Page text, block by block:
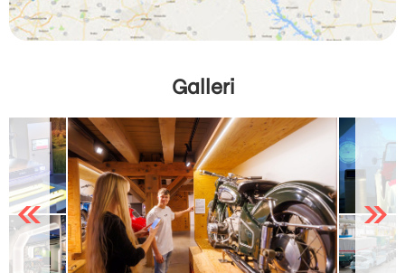
Galleri
Previous Next